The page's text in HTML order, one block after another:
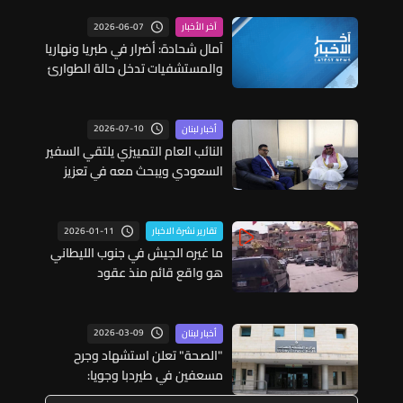
آخر الأخبار 2026-06-07
آمال شحادة: أضرار في طبريا ونهاريا
والمستشفيات تدخل حالة الطوارئ
أخبار لبنان 2026-07-10
النائب العام التمييزي يلتقي السفير
السعودي ويبحث معه في تعزيز
تقارير نشرة الاخبار 2026-01-11
ما غيره الجيش في جنوب الليطاني
هو واقع قائم منذ عقود
أخبار لبنان 2026-03-09
"الصحة" تعلن استشهاد وجرح
مسعفين في طيردبا وجويا:
المجتمع الدولي أمام مسؤولية